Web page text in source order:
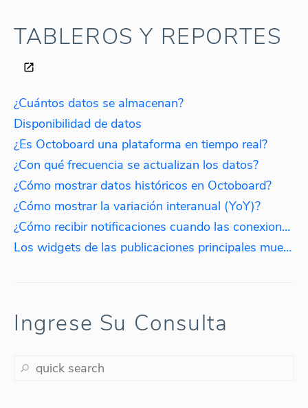
TABLEROS Y REPORTES
¿Cuántos datos se almacenan?
Disponibilidad de datos
¿Es Octoboard una plataforma en tiempo real?
¿Con qué frecuencia se actualizan los datos?
¿Cómo mostrar datos históricos en Octoboard?
¿Cómo mostrar la variación interanual (YoY)?
¿Cómo recibir notificaciones cuando las conexiones expiren?
Los widgets de las publicaciones principales muestran publicaciones antiguas. ¿Por qué?
Ingrese Su Consulta